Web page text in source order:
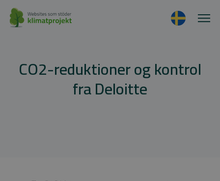
CO2-reduktioner og kontrol
fra Deloitte